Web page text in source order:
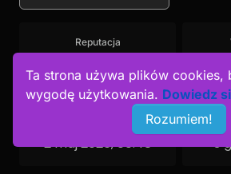
Reputacja
79
2 maj 2026, 00:48 3
Ta strona używa plików cookies,
wygodę użytkowania. Dowiedz
Rozumiem!